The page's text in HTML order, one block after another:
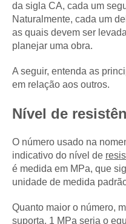
da sigla CA, cada um
Naturalmente, cada um
as quais devem ser
planejar uma obra.
A seguir, entenda as
em relação aos outros.
Nível de
O número usado na
indicativo do nível de
é medida em MPa, que
unidade de medida
Quanto maior o número,
suporta. 1 MPa seria o